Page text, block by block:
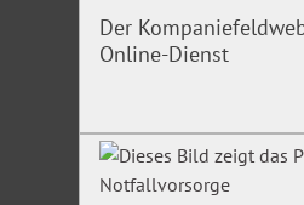
Der
Online-Dienst